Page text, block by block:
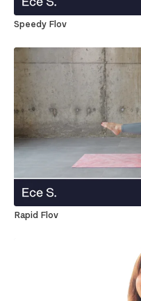
Speedy Flov
Rapid Flov